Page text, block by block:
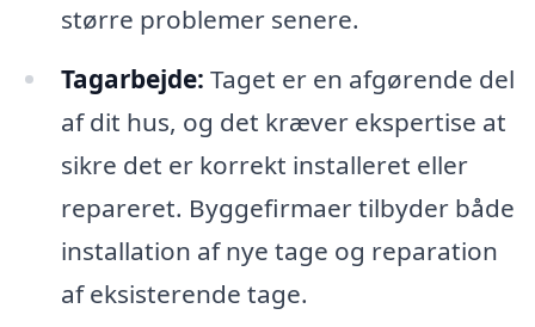
større problemer senere.
Tagarbejde: Taget er en afgørende del
af dit hus, og det kræver ekspertise at
sikre det er korrekt installeret eller
repareret. Byggefirmaer tilbyder både
installation af nye tage og reparation
af eksisterende tage.